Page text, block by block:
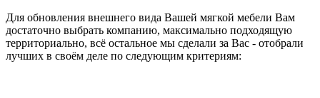
Для обновления внешнего вида Вашей мягкой мебели Вам
достаточно выбрать компанию, максимально подходящую
территориально, всё остальное мы сделали за Вас - отобрали
лучших в своём деле по следующим критериям: